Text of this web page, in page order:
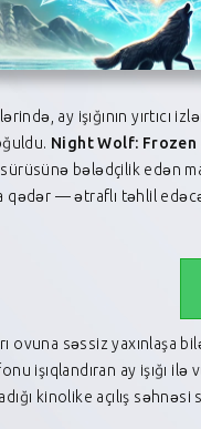
ay işığının yırtıcı
Night Wolf: Frozen
sürüsünə bələdçilik edən
— ətraflı təhlil
ovuna səssiz
işıqlandıran ay işığı
kinolike açılış